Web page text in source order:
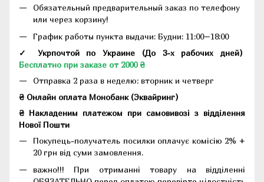
Обязательный предварительный заказ по телефону
или через корзину!
График работы пункта выдачи: Будни: 11:00–18:00
✓ Укрпочтой по Украине (До 3-х рабочих дней)
Бесплатно при заказе от 2000 ₴
Отправка 2 раза в неделю: вторник и четверг
₴ Онлайн оплата Монобанк (Эквайринг)
₴ Накладеним платежом при самовивозі з відділення
Нової Пошти
Покупець-получатель посилки оплачує комісію 2% +
20 грн від суми замовлення.
важно!!! При отриманні товару на відділенні